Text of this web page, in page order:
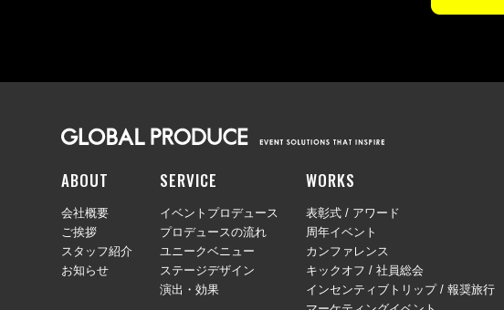
ABOUT
会社概要
ご挨拶
スタッフ紹介
お知らせ
SERVICE
イベントプロデュース
プロデュースの流れ
ユニークベニュー
ステージデザイン
演出・効果
WORKS
表彰式 / アワード
周年イベント
カンファレンス
キックオフ / 社員総会
インセンティブトリップ / 報奨旅行